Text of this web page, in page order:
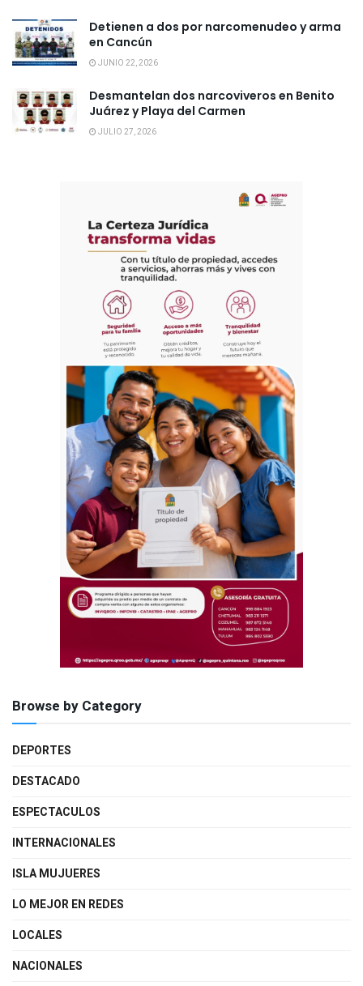
Detienen a dos por narcomenudeo y arma
en Cancún
JUNIO 22, 2026
Desmantelan dos narcoviveros en Benito
Juárez y Playa del Carmen
JULIO 27, 2026
Browse by Category
DEPORTES
DESTACADO
ESPECTACULOS
INTERNACIONALES
ISLA MUJUERES
LO MEJOR EN REDES
LOCALES
NACIONALES